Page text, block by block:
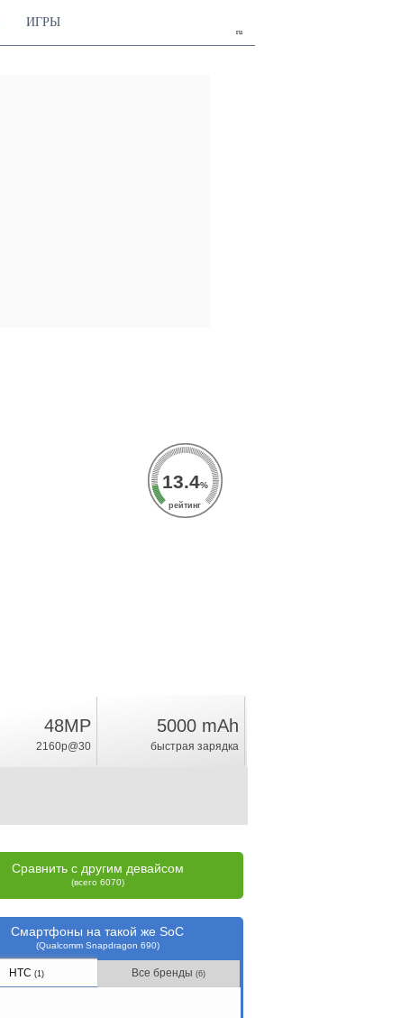
ru
ИГРЫ
13.4%
рейтинг
48MP
2160p@30
5000 mAh
быстрая зарядка
Сравнить с другим девайсом
(всего 6070)
Смартфоны на такой же SoC
(Qualcomm Snapdragon 690)
HTC (1) Все бренды(6)